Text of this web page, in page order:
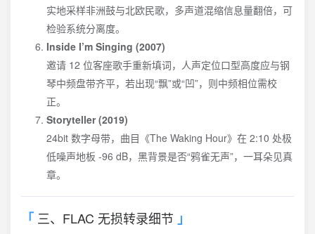
实地采样非洲鼓与北欧民歌，多声道混缩信息量翻倍，可
检验系统分离度。
Inside I’m Singing (2007)
邀请 12 位客座歌手重新填词，人声定位口型高度应与钢
琴中频盘带齐平，若出现“飘”或“凹”，则中频相位需校
正。
Storyteller (2019)
24bit 数字母带，曲目《The Waking Hour》在 2:10 处极
低噪声地板 -96 dB，黑背景是否“鸦雀无声”，一耳朵见真
章。
三、FLAC 无损转录细节